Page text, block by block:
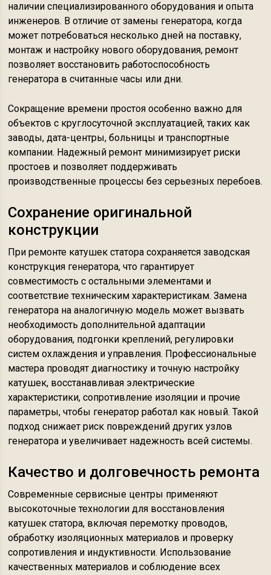
наличии специализированного оборудования и опыта
инженеров. В отличие от замены генератора, когда
может потребоваться несколько дней на поставку,
монтаж и настройку нового оборудования, ремонт
позволяет восстановить работоспособность
генератора в считанные часы или дни.
Сокращение времени простоя особенно важно для
объектов с круглосуточной эксплуатацией, таких как
заводы, дата-центры, больницы и транспортные
компании. Надежный ремонт минимизирует риски
простоев и позволяет поддерживать
производственные процессы без серьезных перебоев.
Сохранение оригинальной
конструкции
При ремонте катушек статора сохраняется заводская
конструкция генератора, что гарантирует
совместимость с остальными элементами и
соответствие техническим характеристикам. Замена
генератора на аналогичную модель может вызвать
необходимость дополнительной адаптации
оборудования, подгонки креплений, регулировки
систем охлаждения и управления. Профессиональные
мастера проводят диагностику и точную настройку
катушек, восстанавливая электрические
характеристики, сопротивление изоляции и прочие
параметры, чтобы генератор работал как новый. Такой
подход снижает риск повреждений других узлов
генератора и увеличивает надежность всей системы.
Качество и долговечность ремонта
Современные сервисные центры применяют
высокоточные технологии для восстановления
катушек статора, включая перемотку проводов,
обработку изоляционных материалов и проверку
сопротивления и индуктивности. Использование
качественных материалов и соблюдение всех